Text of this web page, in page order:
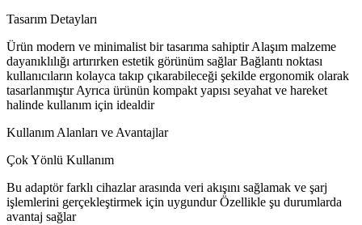
Tasarım Detayları
Ürün modern ve minimalist bir tasarıma sahiptir Alaşım malzeme
dayanıklılığı artırırken estetik görünüm sağlar Bağlantı noktası
kullanıcıların kolayca takıp çıkarabileceği şekilde ergonomik olarak
tasarlanmıştır Ayrıca ürünün kompakt yapısı seyahat ve hareket
halinde kullanım için idealdir
Kullanım Alanları ve Avantajlar
Çok Yönlü Kullanım
Bu adaptör farklı cihazlar arasında veri akışını sağlamak ve şarj
işlemlerini gerçekleştirmek için uygundur Özellikle şu durumlarda
avantaj sağlar